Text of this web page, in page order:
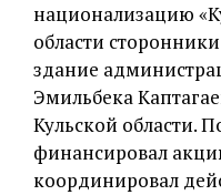
национализацию
области
здание
Эмильбека
Кульской области.
финансировал
координировал